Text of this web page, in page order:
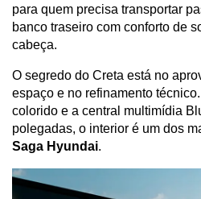
para quem precisa transportar
banco traseiro com conforto de
cabeça.
O segredo do Creta está no
espaço e no refinamento
colorido e a central multimídia
Saga Hyundai.